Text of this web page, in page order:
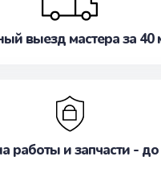
выезд мастера за 40
работы и запчасти -